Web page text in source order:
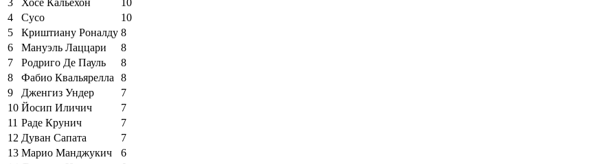
4
Сусо
10
5
Криштиану Роналду 8
6
Мануэль Лаццари
8
7
Родриго Де Пауль
8
8
Фабио Квальярелла
8
9
Дженгиз Ундер
7
10 Йосип Иличич
7
11 Раде Крунич
7
12 Дуван Сапата
7
13 Марио Манджукич
6